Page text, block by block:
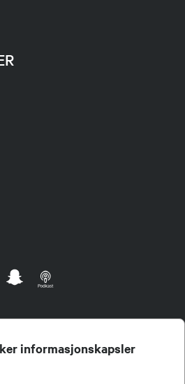
informasjonskapsler